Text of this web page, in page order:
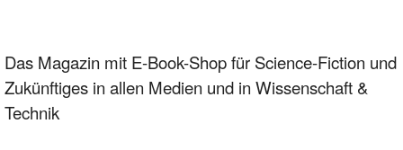
Das Magazin mit E-Book-Shop für Science-Fiction und
Zukünftiges in allen Medien und in Wissenschaft &
Technik